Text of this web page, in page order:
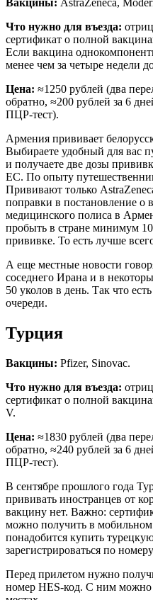
Вакцины: AstraZeneca,
Что нужно для въезда:
сертификат о полной
Если вакцина
менее чем за четыре недели
Цена: ≈1250 рублей (два
обратно, ≈200 рублей за 6
ПЦР-тест).
Армения прививает
Выбираете удобный для вас
и получаете две дозы
ЕС. По опыту
Прививают только
поправки в постановление о
медицинского полиса в
пробыть в стране минимум
прививке. То есть лучше
А еще местные новости
соседнего Ирана и в
50 уколов в день. Так что
очереди.
Турция
Вакцины: Pfizer, Sinovac.
Что нужно для въезда:
сертификат о полной
V.
Цена: ≈1830 рублей (два
обратно, ≈240 рублей за 6
ПЦР-тест).
В сентябре прошлого года
прививать иностранцев от
вакцину нет. Важно:
можно получить в
понадобится купить
зарегистрироваться по
Перед прилетом нужно
номер HES-код. С ним можно